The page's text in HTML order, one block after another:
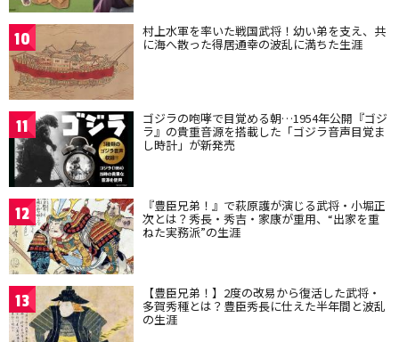
10 村上水軍を率いた戦国武将！幼い弟を支え、共
に海へ散った得居通幸の波乱に満ちた生涯
11 ゴジラの咆哮で目覚める朝…1954年公開『ゴジ
ラ』の貴重音源を搭載した「ゴジラ音声目覚ま
し時計」が新発売
12 『豊臣兄弟！』で萩原護が演じる武将・小堀正
次とは？秀長・秀吉・家康が重用、“出家を重
ねた実務派”の生涯
13 【豊臣兄弟！】2度の改易から復活した武将・
多賀秀種とは？豊臣秀長に仕えた半年間と波乱
の生涯